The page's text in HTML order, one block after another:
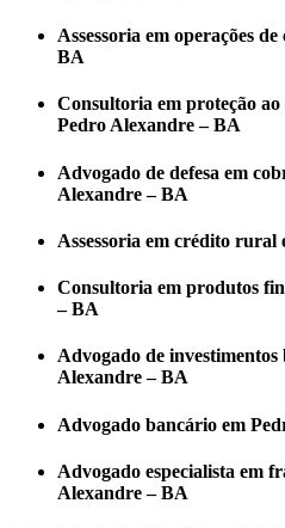
Assessoria em operações
BA
Consultoria em proteção
Pedro Alexandre – BA
Advogado de defesa em
Alexandre – BA
Assessoria em crédito
Consultoria em produtos
– BA
Advogado de
Alexandre – BA
Advogado bancário em
Advogado especialista em
Alexandre – BA